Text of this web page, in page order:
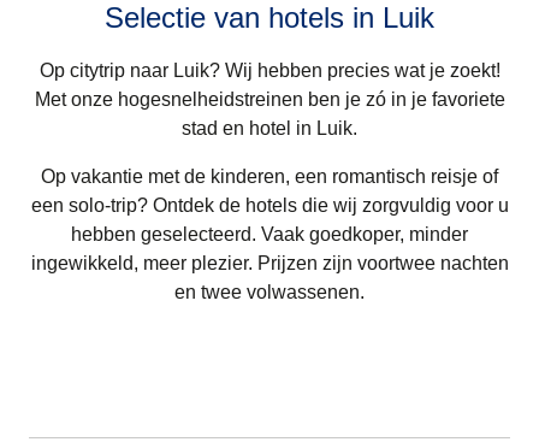
Selectie van hotels in Luik
Op citytrip naar Luik? Wij hebben precies wat je zoekt!
Met onze hogesnelheidstreinen ben je zó in je favoriete
stad en hotel in Luik.
Op vakantie met de kinderen, een romantisch reisje of
een solo-trip? Ontdek de hotels die wij zorgvuldig voor u
hebben geselecteerd. Vaak goedkoper, minder
ingewikkeld, meer plezier. Prijzen zijn voortwee nachten
en twee volwassenen.